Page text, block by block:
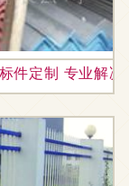
件定制 专业解